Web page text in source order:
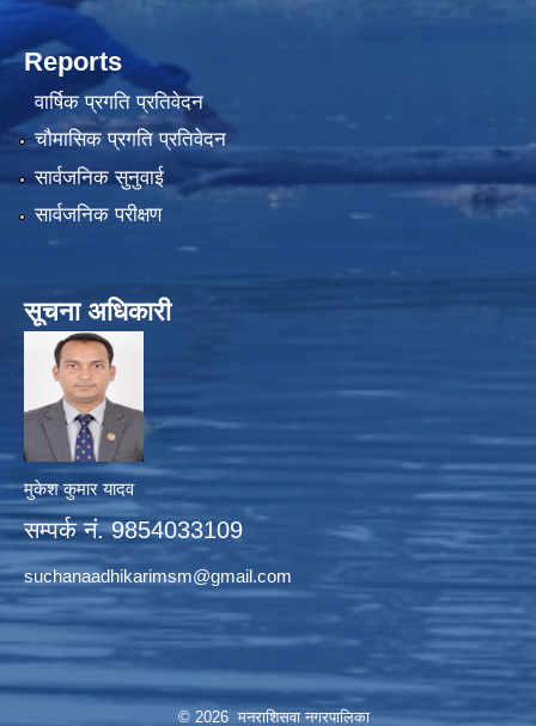
Reports
वार्षिक प्रगति प्रतिवेदन
चौमासिक प्रगति प्रतिवेदन
सार्वजनिक सुनुवाई
सार्वजनिक परीक्षण
सूचना अधिकारी
मुकेश कुमार यादव
सम्पर्क नं. 9854033109
suchanaadhikarimsm@gmail.com
© 2026 मनराशिसवा नगरपालिका